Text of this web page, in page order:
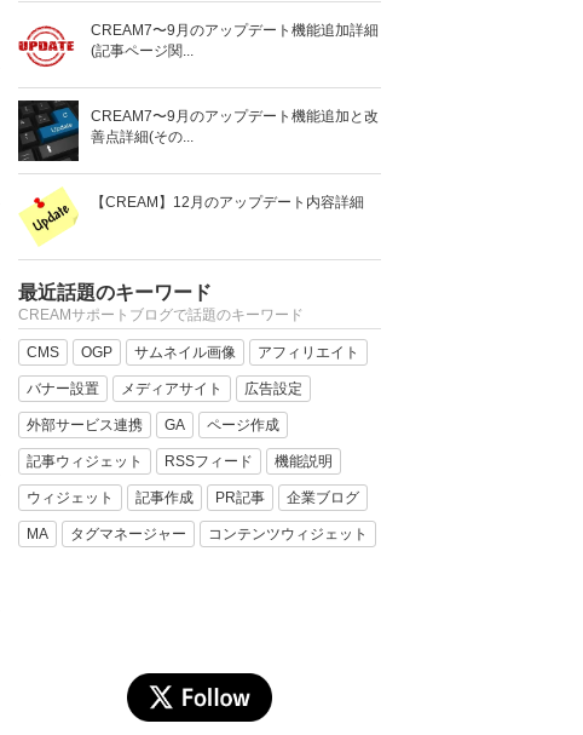
CREAM7〜9月のアップデート機能追加詳細
(記事ページ関...
CREAM7〜9月のアップデート機能追加と改
善点詳細(その...
【CREAM】12月のアップデート内容詳細
最近話題のキーワード
CREAMサポートブログで話題のキーワード
CMS OGP サムネイル画像 アフィリエイト
バナー設置 メディアサイト 広告設定
外部サービス連携 GA ページ作成
記事ウィジェット RSSフィード 機能説明
ウィジェット 記事作成 PR記事 企業ブログ
MA タグマネージャー コンテンツウィジェット